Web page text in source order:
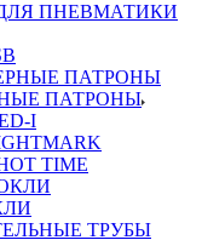
ПНЕВМАТИКИ
ПАТРОНЫ
I
TIME